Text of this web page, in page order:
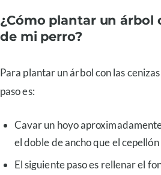
¿Cómo plantar un árbol
de mi perro?
Para plantar un árbol con las
paso es:
Cavar un hoyo
el doble de ancho que el
El siguiente paso es rellenar el